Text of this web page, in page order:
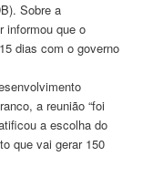
Sobre a
informou que o
dias com o governo
a reunião “foi
a escolha do
que vai gerar 150